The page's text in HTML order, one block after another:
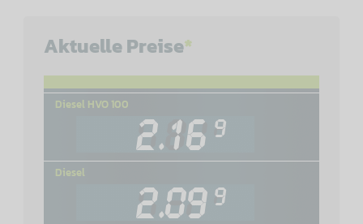
Aktuelle Preise*
Diesel HVO 100
Diesel